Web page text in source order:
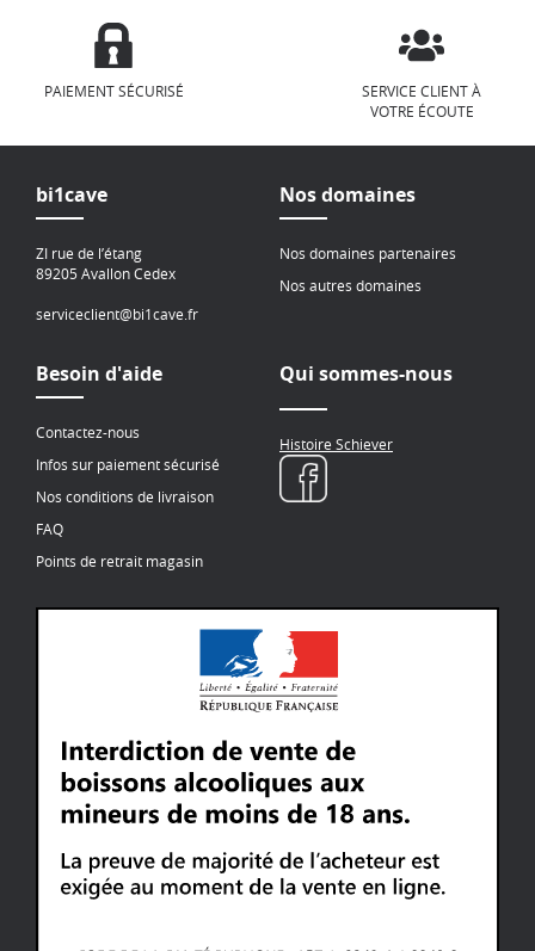
PAIEMENT SÉCURISÉ
SERVICE CLIENT À
VOTRE ÉCOUTE
bi1cave
ZI rue de l’étang
89205 Avallon Cedex
serviceclient@bi1cave.fr
Nos domaines
Nos domaines partenaires
Nos autres domaines
Besoin d'aide
Contactez-nous
Infos sur paiement sécurisé
Nos conditions de livraison
FAQ
Points de retrait magasin
Qui sommes-nous
Histoire Schiever